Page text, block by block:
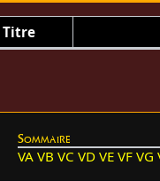
Titre
Sommaire
VA VB VC VD VE VF VG